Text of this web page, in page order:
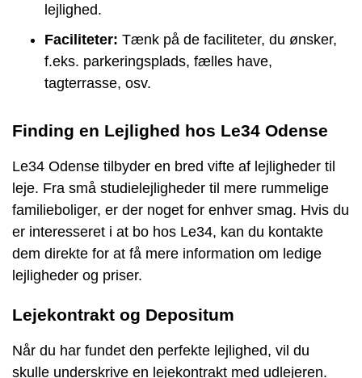
lejlighed.
Faciliteter: Tænk på de faciliteter, du ønsker,
f.eks. parkeringsplads, fælles have,
tagterrasse, osv.
Finding en Lejlighed hos Le34 Odense
Le34 Odense tilbyder en bred vifte af lejligheder til
leje. Fra små studielejligheder til mere rummelige
familieboliger, er der noget for enhver smag. Hvis du
er interesseret i at bo hos Le34, kan du kontakte
dem direkte for at få mere information om ledige
lejligheder og priser.
Lejekontrakt og Depositum
Når du har fundet den perfekte lejlighed, vil du
skulle underskrive en lejekontrakt med udlejeren.